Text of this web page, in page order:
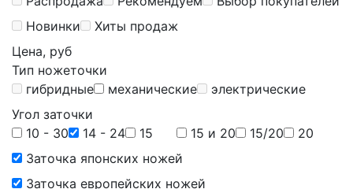
Новинки
Хиты продаж
Цена, руб
Тип ножеточки
гибридные
механические
электрические
Угол заточки
10 - 30
14 - 24 15 15 и 20 15/20
20
Заточка японских ножей
Заточка европейских ножей